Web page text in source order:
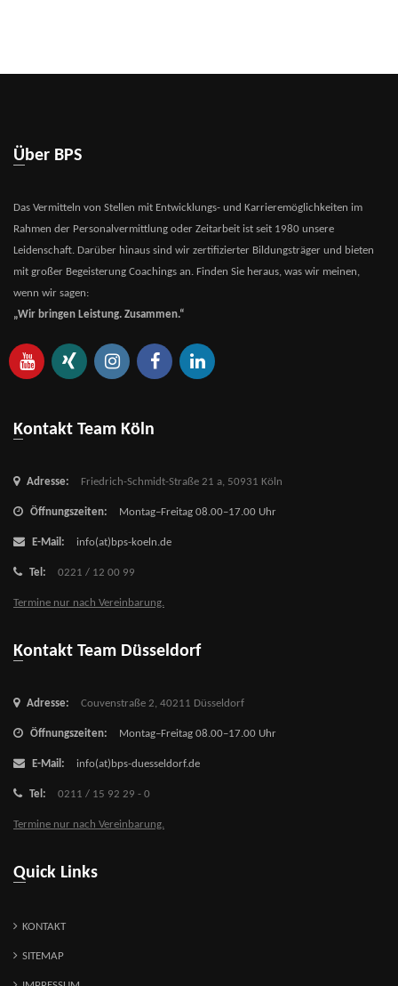
Über BPS
Das Vermitteln von Stellen mit Entwicklungs- und Karrieremöglichkeiten im
Rahmen der Personalvermittlung oder Zeitarbeit ist seit 1980 unsere
Leidenschaft. Darüber hinaus sind wir zertifizierter Bildungsträger und bieten
mit großer Begeisterung Coachings an. Finden Sie heraus, was wir meinen,
wenn wir sagen:
„Wir bringen Leistung. Zusammen.“
Kontakt Team Köln
Adresse: Friedrich-Schmidt-Straße 21 a, 50931 Köln
Öffnungszeiten: Montag–Freitag 08.00–17.00 Uhr
E-Mail: info(at)bps-koeln.de
Tel: 0221 / 12 00 99
Termine nur nach Vereinbarung.
Kontakt Team Düsseldorf
Adresse: Couvenstraße 2, 40211 Düsseldorf
Öffnungszeiten: Montag–Freitag 08.00–17.00 Uhr
E-Mail: info(at)bps-duesseldorf.de
Tel: 0211 / 15 92 29 - 0
Termine nur nach Vereinbarung.
Quick Links
KONTAKT
SITEMAP